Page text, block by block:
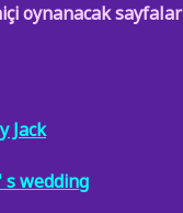
oynanacak sayfalar
Jack
s wedding